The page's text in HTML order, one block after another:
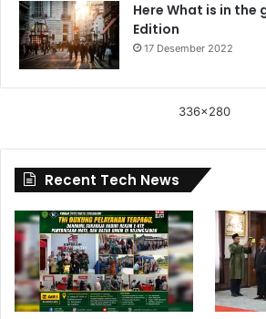
Here What is in the
Edition
17 Desember 2022
336x280
Recent Tech News